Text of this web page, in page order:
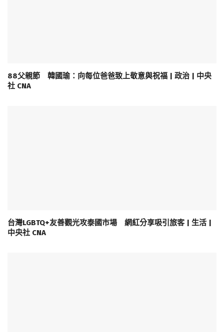
88父親節 韓國瑜：向每位爸爸致上敬意與祝福 | 政治 | 中央
社 CNA
台灣LGBTQ+友善觀光攻泰國市場 網紅分享吸引旅客 | 生活 |
中央社 CNA